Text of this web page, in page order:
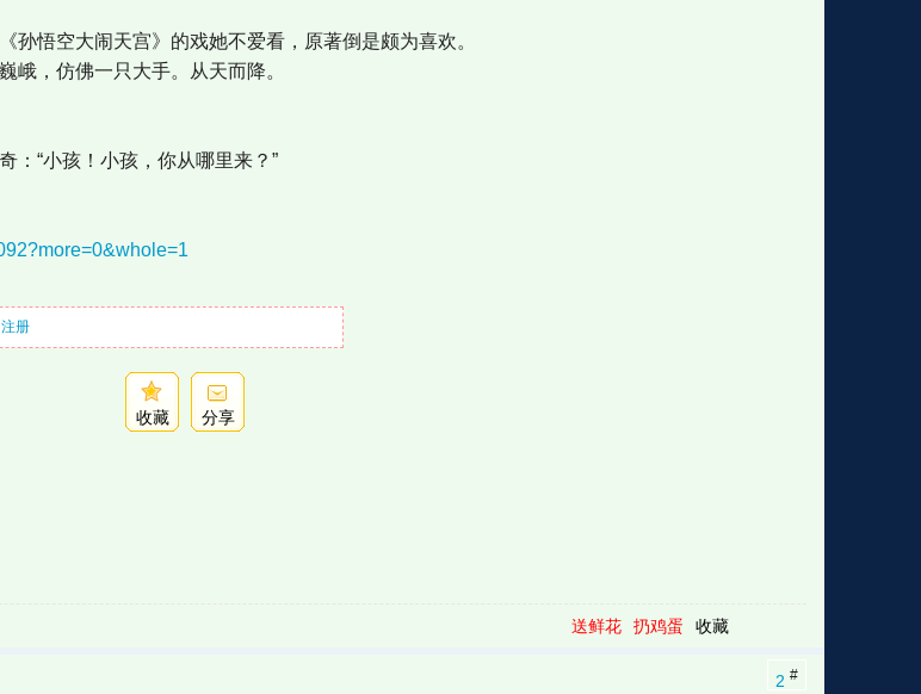
孙悟空大闹天宫》的戏她不爱看，原著倒是颇为喜欢。
峨，仿佛一只大手。从天而降。
：“小孩！小孩，你从哪里来？”
注册
收藏 分享
送鲜花 扔鸡蛋 收藏
2 #